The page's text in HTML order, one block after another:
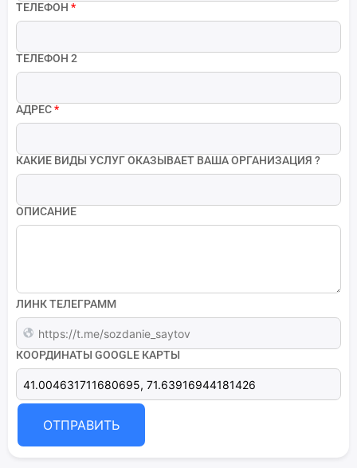
ТЕЛЕФОН *
ТЕЛЕФОН 2
АДРЕС*
КАКИЕ ВИДЫ УСЛУГ ОКАЗЫВАЕТ ВАША ОРГАНИЗАЦИЯ ?
ОПИСАНИЕ
ЛИНК ТЕЛЕГРАММ
КООРДИНАТЫ GOOGLE КАРТЫ
ОТПРАВИТЬ